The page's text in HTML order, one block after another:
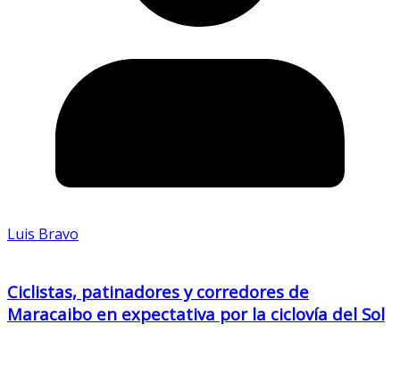
Luis Bravo
Ciclistas, patinadores y corredores de
Maracaibo en expectativa por la ciclovía del Sol